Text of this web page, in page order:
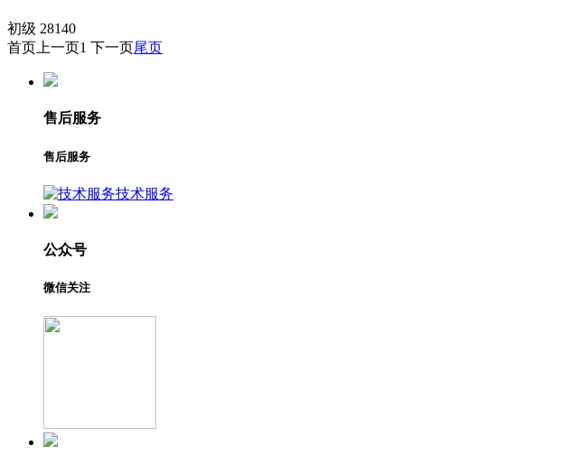
初级 28140
首页 上一页1 下一页尾页
售后服务
售后服务
技术服务
公众号
微信关注